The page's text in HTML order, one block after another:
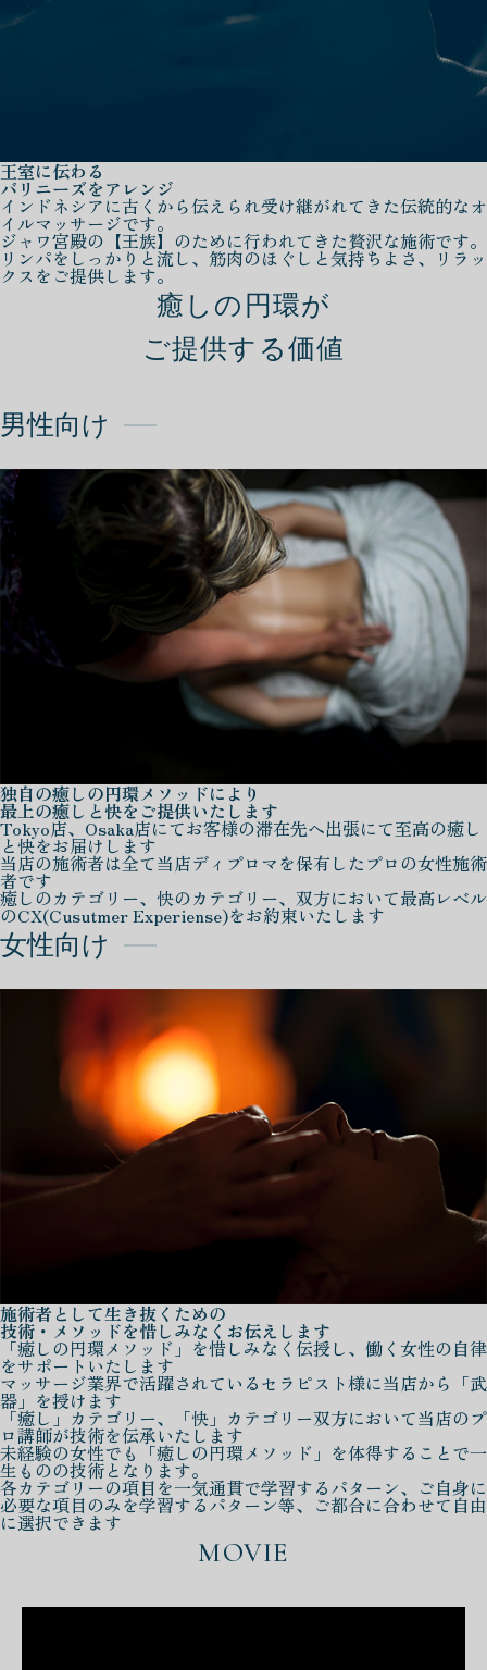
王室に伝わる
バリニーズをアレンジ
インドネシアに古くから伝えられ受け継がれてきた伝統的なオ
イルマッサージです。
ジャワ宮殿の【王族】のために行われてきた贅沢な施術です。
リンパをしっかりと流し、筋肉のほぐしと気持ちよさ、リラッ
クスをご提供します。
癒しの円環が
ご提供する価値
男性向け
独自の癒しの円環メソッドにより
最上の癒しと快をご提供いたします
Tokyo店、Osaka店にてお客様の滞在先へ出張にて至高の癒し
と快をお届けします
当店の施術者は全て当店ディプロマを保有したプロの女性施術
者です
癒しのカテゴリー、快のカテゴリー、双方において最高レベル
のCX(Cusutmer Experiense)をお約束いたします
女性向け
施術者として生き抜くための
技術・メソッドを惜しみなくお伝えします
「癒しの円環メソッド」を惜しみなく伝授し、働く女性の自律
をサポートいたします
マッサージ業界で活躍されているセラピスト様に当店から「武
器」を授けます
「癒し」カテゴリー、「快」カテゴリー双方において当店のプ
ロ講師が技術を伝承いたします
未経験の女性でも「癒しの円環メソッド」を体得することで一
生ものの技術となります。
各カテゴリーの項目を一気通貫で学習するパターン、ご自身に
必要な項目のみを学習するパターン等、ご都合に合わせて自由
に選択できます
MOVIE